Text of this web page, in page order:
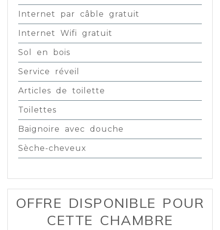
Internet par câble gratuit
Internet Wifi gratuit
Sol en bois
Service réveil
Articles de toilette
Toilettes
Baignoire avec douche
Sèche-cheveux
OFFRE DISPONIBLE POUR
CETTE CHAMBRE